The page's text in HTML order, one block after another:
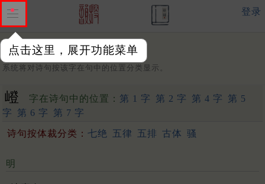
点击这里，展开功能菜单
登录
字：
系统将对诗句按该字在句中的位置分类显示。
嶝 字在诗句中的位置： 第 1 字 第 2 字 第 4 字
第 5
字
第 6 字 第 7 字
诗句按体裁分类： 七绝 五律 五排 古体 骚
明